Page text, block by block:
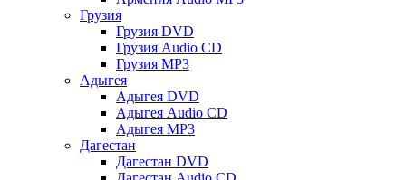
Грузия
Грузия DVD
Грузия Audio CD
Грузия MP3
Адыгея
Адыгея DVD
Адыгея Audio CD
Адыгея MP3
Дагестан
Дагестан DVD